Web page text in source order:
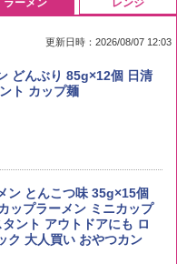
ブレンド米 精米 5kg
青い流るる コシヒカリ
和7年産
ニッカ Nikka ウィスキ
クニッカクリア ウヰス
ントリー ウイスキー ハ
ラーメン
更新日時：2026/08/07 12:03
どんぶり 85g×12個 日清
ト カップ麺
ン とんこつ味 35g×15個
ップラーメン ミニカップ
ント アウトドアにも ロ
ク 大人買い おやつカン
レンジ